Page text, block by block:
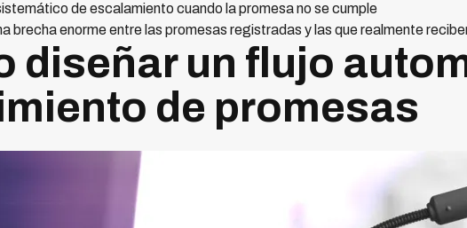
de escalamiento cuando la promesa no se cumple
brecha enorme entre las promesas registradas y las que realmente
diseñar un flujo
de promesas